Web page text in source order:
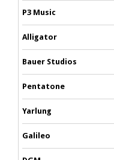
P3 Music
Alligator
Bauer Studios
Pentatone
Yarlung
Galileo